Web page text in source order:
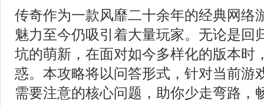
传奇作为一款风靡二十余年的经典网络
魅力至今仍吸引着大量玩家。无论是回
坑的萌新，在面对如今多样化的版本时
惑。本攻略将以问答形式，针对当前游
需要注意的核心问题，助你少走弯路，